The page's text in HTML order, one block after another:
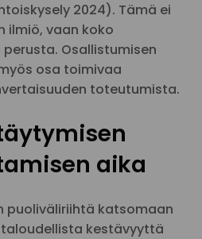
2024). Tämä ei
ilmiö, vaan koko
Osallistumisen
osa toimivaa
toteutumista.
aika
puoliväliriihtä katsomaan
kestävyyttä